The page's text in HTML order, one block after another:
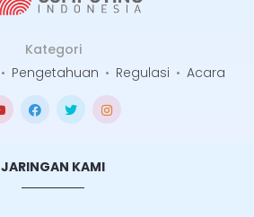
Kategori
• Pengetahuan • Regulasi • Acara
JARINGAN KAMI